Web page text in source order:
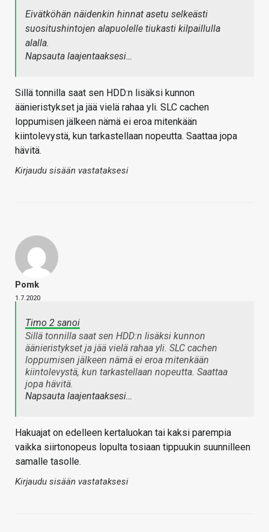
Eivätköhän näidenkin hinnat asetu selkeästi
suositushintojen alapuolelle tiukasti kilpaillulla
alalla.
Napsauta laajentaaksesi…
Sillä tonnilla saat sen HDD:n lisäksi kunnon
äänieristykset ja jää vielä rahaa yli. SLC cachen
loppumisen jälkeen nämä ei eroa mitenkään
kiintolevystä, kun tarkastellaan nopeutta. Saattaa jopa
hävitä.
Kirjaudu sisään vastataksesi
Pomk
1.7.2020
Timo 2 sanoi
Sillä tonnilla saat sen HDD:n lisäksi kunnon
äänieristykset ja jää vielä rahaa yli. SLC cachen
loppumisen jälkeen nämä ei eroa mitenkään
kiintolevystä, kun tarkastellaan nopeutta. Saattaa
jopa hävitä.
Napsauta laajentaaksesi…
Hakuajat on edelleen kertaluokan tai kaksi parempia
vaikka siirtonopeus lopulta tosiaan tippuukin suunnilleen
samalle tasolle.
Kirjaudu sisään vastataksesi